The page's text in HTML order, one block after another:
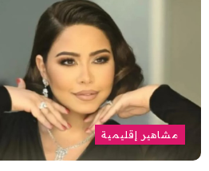
مشاهير إقليمية